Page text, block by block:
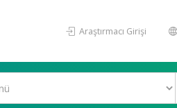
Araştırmacı Girişi